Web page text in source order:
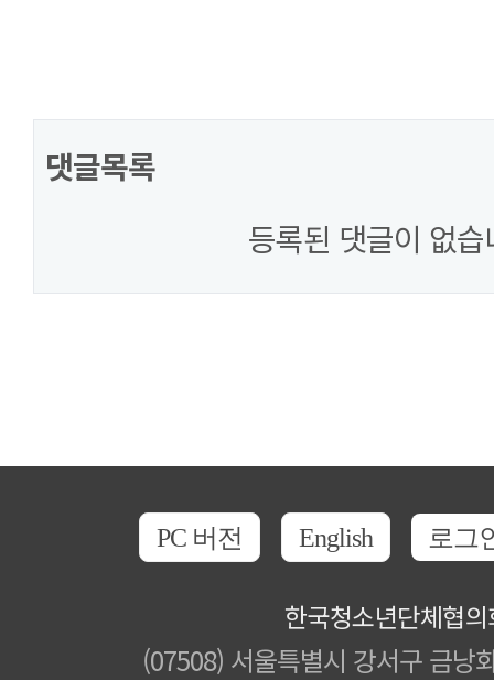
댓글목록
등록된 댓글이 없습
PC 버전 English 로그
한국청소년단체협
(07508) 서울특별시 강서구 금낭